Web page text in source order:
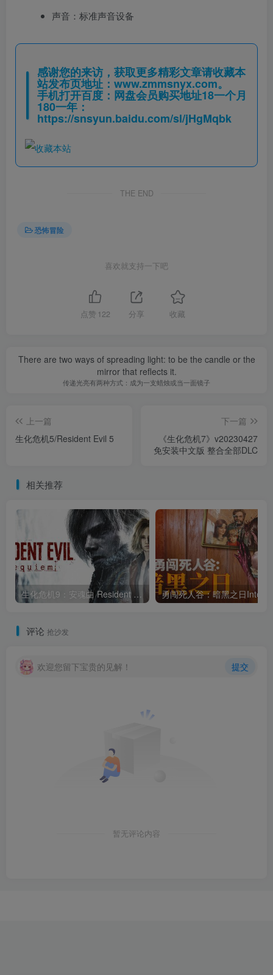
声音：标准声音设备
感谢您的来访，获取更多精彩文章请收藏本
站发布页地址： www.zmmsnyx.com。
手机打开百度：网盘会员购买地址18一个月
180一年：
https://snsyun.baidu.com/sl/jHgMqbk
THE END
恐怖冒险
喜欢就支持一下吧
点赞 122 分享 收藏
There are two ways of spreading light: to be the candle or the
mirror that reflects it.
传递光亮有两种方式：成为一支蜡烛或当一面镜子
上一篇
生化危机5/Resident Evil 5
下一篇
《生化危机7》v20230427
免安装中文版 整合全部DLC
相关推荐
生化危机9：安魂曲 Resident Evil RequiemBuild.21960597官方中文免安装版
评论 抢沙发
欢迎您留下宝贵的见解！ 提交
暂无评论内容